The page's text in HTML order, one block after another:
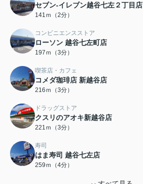
セブン-イレブン越谷七左２丁目店
141ｍ（2分）
コンビニエンスストア
ローソン 越谷七左町店
197ｍ（3分）
喫茶店・カフェ
コメダ珈琲店 新越谷店
216ｍ（3分）
ドラッグストア
クスリのアオキ新越谷店
221ｍ（3分）
寿司
はま寿司 越谷七左店
259ｍ（4分）